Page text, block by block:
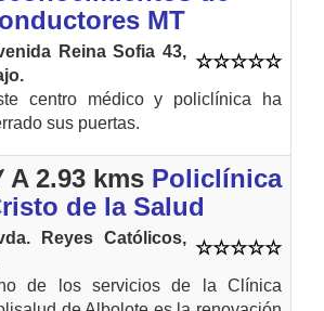
MT
Reina Sofia 43,
centro médico y policlínica ha
sus puertas.
A 2.93 kms Policlínica
de la Salud
Reyes Católicos,
de los servicios de la Clínica